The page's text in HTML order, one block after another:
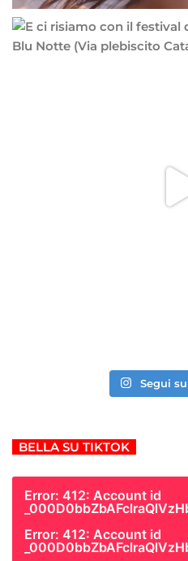
Segui
BELLA SU TIKTOK
Error: 412: Account id
Error: 412: Account id